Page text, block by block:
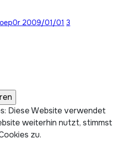
2009/01/01 3
Diese Website verwendet
weiterhin nutzt, stimmst
zu.